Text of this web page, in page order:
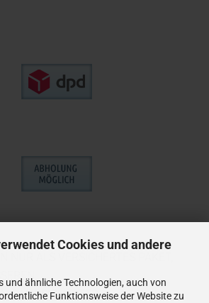
Cookies und andere
und ähnliche Technologien, auch von
Funktionsweise der Website zu
NUR ALS VERSICHERTES PAKET,
VERSICHERTER